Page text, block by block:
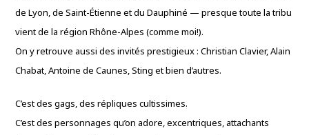
de Lyon, de Saint-Étienne et du Dauphiné — presque toute la tribu
vient de la région Rhône-Alpes (comme moi!).
On y retrouve aussi des invités prestigieux : Christian Clavier, Alain
Chabat, Antoine de Caunes, Sting et bien d’autres.
C’est des gags, des répliques cultissimes.
C’est des personnages qu’on adore, excentriques, attachants